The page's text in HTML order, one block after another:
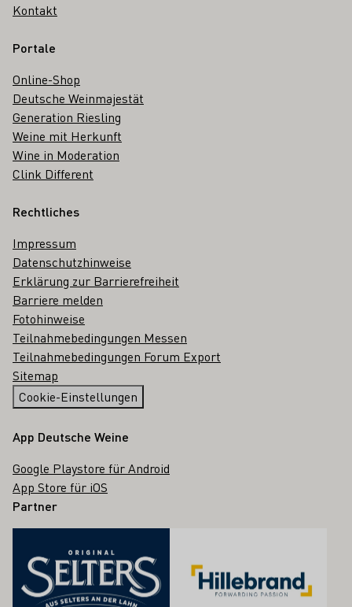
Kontakt
Portale
Online-Shop
Deutsche Weinmajestät
Generation Riesling
Weine mit Herkunft
Wine in Moderation
Clink Different
Rechtliches
Impressum
Datenschutzhinweise
Erklärung zur Barrierefreiheit
Barriere melden
Fotohinweise
Teilnahmebedingungen Messen
Teilnahmebedingungen Forum Export
Sitemap
Cookie-Einstellungen
App Deutsche Weine
Google Playstore für Android
App Store für iOS
Partner